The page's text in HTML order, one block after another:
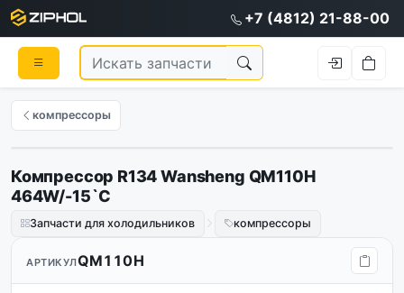
+7 (4812) 21-88-00
компрессоры
Компрессор R134 Wansheng QM110H
464W/-15`C
Запчасти для холодильников компрессоры
АРТИКУЛQM110H